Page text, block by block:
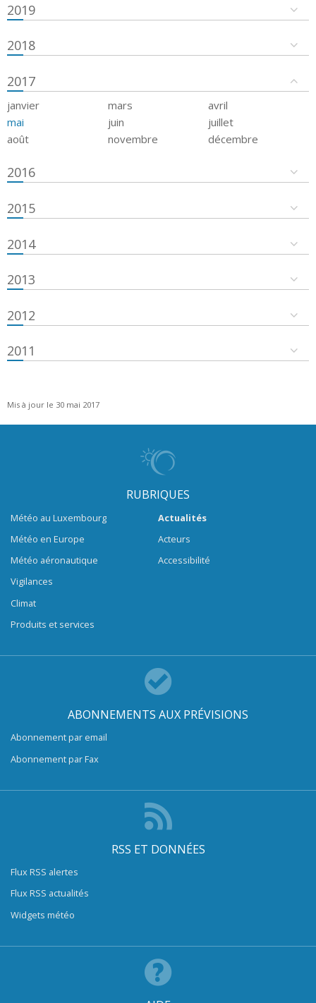
2019
2018
2017
janvier mars
avril
mai
juin
juillet
août
novembre décembre
2016
2015
2014
2013
2012
2011
Mis à jour le 30 mai 2017
RUBRIQUES
Météo au Luxembourg
Météo en Europe
Météo aéronautique
Vigilances
Climat
Produits et services
Actualités
Acteurs
Accessibilité
ABONNEMENTS AUX PRÉVISIONS
Abonnement par email
Abonnement par Fax
RSS ET DONNÉES
Flux RSS alertes
Flux RSS actualités
Widgets météo